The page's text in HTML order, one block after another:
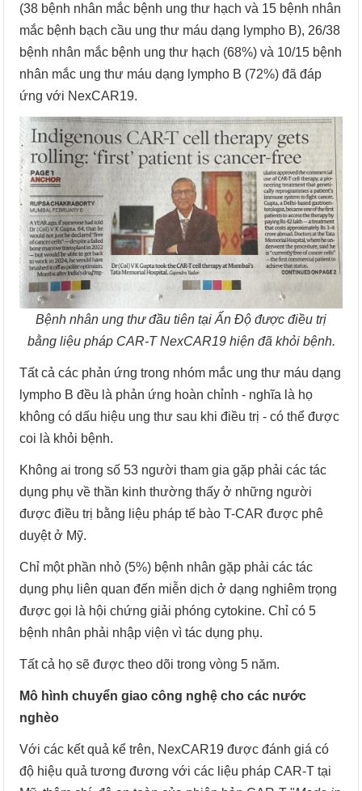
(38 bệnh nhân mắc bệnh ung thư hạch và 15 bệnh nhân
mắc bệnh bạch cầu ung thư máu dạng lympho B), 26/38
bệnh nhân mắc bệnh ung thư hạch (68%) và 10/15 bệnh
nhân mắc ung thư máu dạng lympho B (72%) đã đáp
ứng với NexCAR19.
Bệnh nhân ung thư đầu tiên tại Ấn Độ được điều trị
bằng liệu pháp CAR-T NexCAR19 hiện đã khỏi bệnh.
Tất cả các phản ứng trong nhóm mắc ung thư máu dạng
lympho B đều là phản ứng hoàn chỉnh - nghĩa là họ
không có dấu hiệu ung thư sau khi điều trị - có thể được
coi là khỏi bệnh.
Không ai trong số 53 người tham gia gặp phải các tác
dụng phụ về thần kinh thường thấy ở những người
được điều trị bằng liệu pháp tế bào T-CAR được phê
duyệt ở Mỹ.
Chỉ một phần nhỏ (5%) bệnh nhân gặp phải các tác
dụng phụ liên quan đến miễn dịch ở dạng nghiêm trọng
được gọi là hội chứng giải phóng cytokine. Chỉ có 5
bệnh nhân phải nhập viện vì tác dụng phụ.
Tất cả họ sẽ được theo dõi trong vòng 5 năm.
Mô hình chuyển giao công nghệ cho các nước
nghèo
Với các kết quả kể trên, NexCAR19 được đánh giá có
độ hiệu quả tương đương với các liệu pháp CAR-T tại